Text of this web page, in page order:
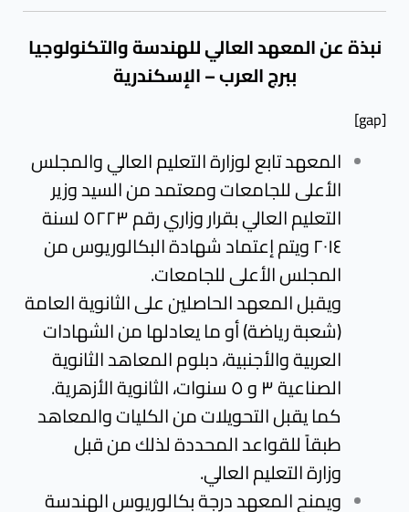
نبذة عن المعهد العالي للهندسة والتكنولوجيا
ببرج العرب – الإسكندرية
[gap]
المعهد تابع لوزارة التعليم العالي والمجلس
الأعلى للجامعات ومعتمد من السيد وزير
التعليم العالي بقرار وزاري رقم ٥٢٢٣ لسنة
٢٠١٤ ويتم إعتماد شهادة البكالوريوس من
المجلس الأعلى للجامعات.
ويقبل المعهد الحاصلين على الثانوية العامة
(شعبة رياضة) أو ما يعادلها من الشهادات
العربية والأجنبية، دبلوم المعاهد الثانوية
الصناعية ٣ و ٥ سنوات، الثانوية الأزهرية.
كما يقبل التحويلات من الكليات والمعاهد
طبقاً للقواعد المحددة لذلك من قبل
وزارةالتعليم العالي.
ويمنح المعهد درجة بكالوريوس الهندسة